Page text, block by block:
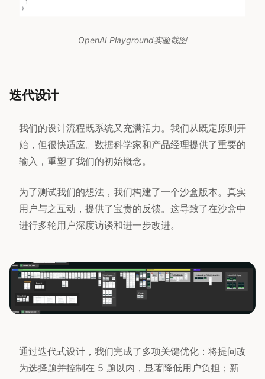
OpenAI Playground实验截图
迭代设计
我们的设计流程既系统又充满活力。我们从既定原则开
始，但很快适应。数据科学家和产品经理提供了重要的
输入，重塑了我们的初始概念。
为了测试我们的想法，我们构建了一个沙盒版本。真实
用户与之互动，提供了宝贵的反馈。这导致了在沙盒中
进行多轮用户深度访谈和进一步改进。
通过迭代式设计，我们完成了多项关键优化：将提问改
为选择题并控制在 5 题以内，显著降低用户负担；新